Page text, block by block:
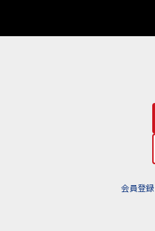
会員登録